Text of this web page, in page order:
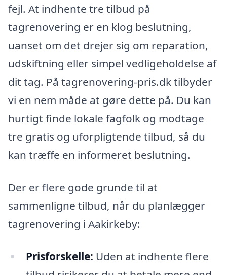
fejl. At indhente tre tilbud på
tagrenovering er en klog beslutning,
uanset om det drejer sig om reparation,
udskiftning eller simpel vedligeholdelse af
dit tag. På tagrenovering-pris.dk tilbyder
vi en nem måde at gøre dette på. Du kan
hurtigt finde lokale fagfolk og modtage
tre gratis og uforpligtende tilbud, så du
kan træffe en informeret beslutning.
Der er flere gode grunde til at
sammenligne tilbud, når du planlægger
tagrenovering i Aakirkeby:
Prisforskelle: Uden at indhente flere